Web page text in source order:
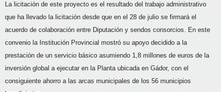
La licitación de este proyecto es el resultado del trabajo administrativo
que ha llevado la licitación desde que en el 28 de julio se firmará el
acuerdo de colaboración entre Diputación y sendos consorcios. En este
convenio la Institución Provincial mostró su apoyo decidido a la
prestación de un servicio básico asumiendo 1,8 millones de euros de la
inversión global a ejecutar en la Planta ubicada en Gádor, con el
consiguiente ahorro a las arcas municipales de los 56 municipios